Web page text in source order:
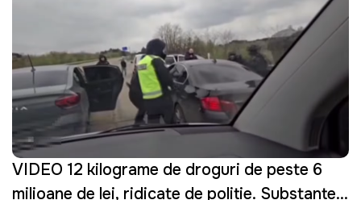
VIDEO 12 kilograme de droguri de peste 6
milioane de lei, ridicate de poliţie. Substanţele